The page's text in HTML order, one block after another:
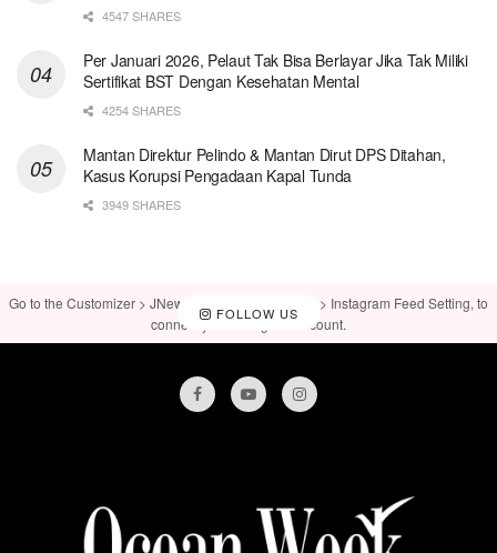
4547 SHARES
Per Januari 2026, Pelaut Tak Bisa Berlayar Jika Tak Miliki
Sertifikat BST Dengan Kesehatan Mental
4254 SHARES
Mantan Direktur Pelindo & Mantan Dirut DPS Ditahan,
Kasus Korupsi Pengadaan Kapal Tunda
3949 SHARES
FOLLOW US
Go to the Customizer > JNews : Social, Like & View > Instagram Feed Setting, to
connect your Instagram account.